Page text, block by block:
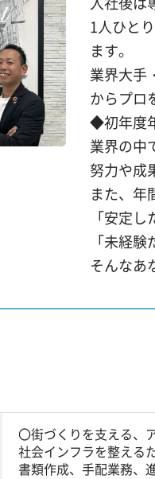
1人ひと
ます。
業界大手
からプロ
◆初年度
業界の中
努力や成
また、年
「安定
「未経
そんなあ
〇街づくりを支える、
社会インフラを整える
書類作成、手配業務、